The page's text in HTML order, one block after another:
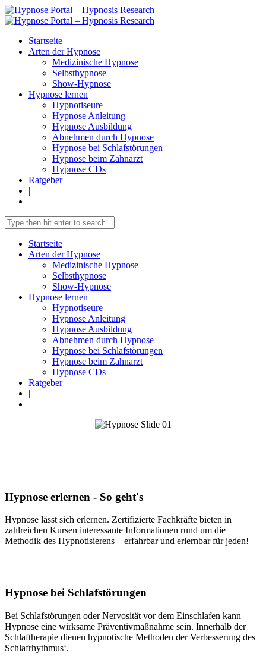
Startseite
Arten der Hypnose
Medizinische Hypnose
Selbsthypnose
Show-Hypnose
Hypnose lernen
Hypnotiseure
Hypnose Anleitung
Hypnose Ausbildung
Abnehmen durch Hypnose
Hypnose bei Schlafstörungen
Hypnose beim Zahnarzt
Hypnose CDs
Ratgeber
|
Startseite
Arten der Hypnose
Medizinische Hypnose
Selbsthypnose
Show-Hypnose
Hypnose lernen
Hypnotiseure
Hypnose Anleitung
Hypnose Ausbildung
Abnehmen durch Hypnose
Hypnose bei Schlafstörungen
Hypnose beim Zahnarzt
Hypnose CDs
Ratgeber
|
Hypnose erlernen - So geht's
Hypnose lässt sich erlernen. Zertifizierte Fachkräfte bieten in
zahlreichen Kursen interessante Informationen rund um die
Methodik des Hypnotisierens – erfahrbar und erlernbar für jeden!
Hypnose bei Schlafstörungen
Bei Schlafstörungen oder Nervosität vor dem Einschlafen kann
Hypnose eine wirksame Präventivmaßnahme sein. Innerhalb der
Schlaftherapie dienen hypnotische Methoden der Verbesserung des
Schlafrhythmus‘.